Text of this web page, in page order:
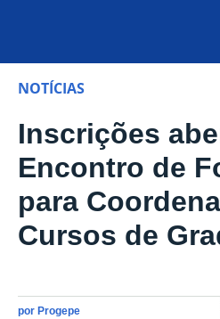
NOTÍCIAS
Inscrições
Encontro de
para
Cursos de
por Progepe